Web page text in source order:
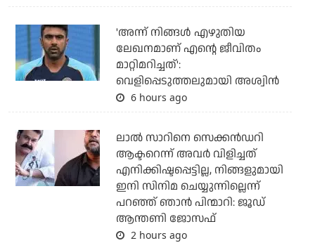
'അന്ന് നിങ്ങള്‍ എഴുതിയ
ലേഖനമാണ് എന്റെ ജീവിതം
മാറ്റിമറിച്ചത്':
വെളിപ്പെടുത്തലുമായി അശ്വിന്‍
6 hours ago
ലാല്‍ സാറിനെ സെക്കന്‍ഡറി
ആക്ടറെന്ന് അവര്‍ വിളിച്ചത്
എനിക്കിഷ്ടപ്പെട്ടില്ല, നിങ്ങളുമായി
ഇനി സിനിമ ചെയ്യുന്നില്ലെന്ന്
പറഞ്ഞ് ഞാന്‍ പിന്മാറി: ജൂഡ്
ആന്തണി ജോസഫ്
2 hours ago